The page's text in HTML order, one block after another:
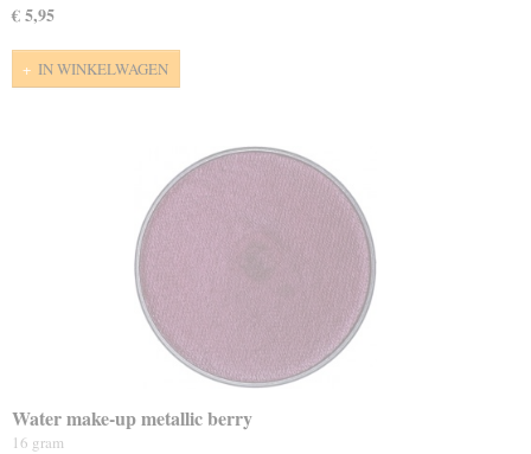
€ 5,95
IN WINKELWAGEN
Water make-up metallic berry
16 gram